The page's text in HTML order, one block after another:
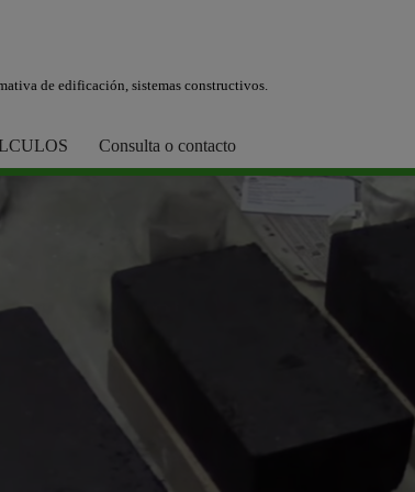
de edificación, sistemas constructivos.
Consulta o contacto